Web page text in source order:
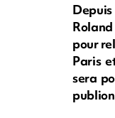
pour
Paris
sera